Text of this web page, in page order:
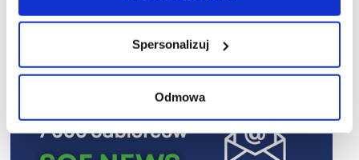
Spersonalizuj
Odmowa